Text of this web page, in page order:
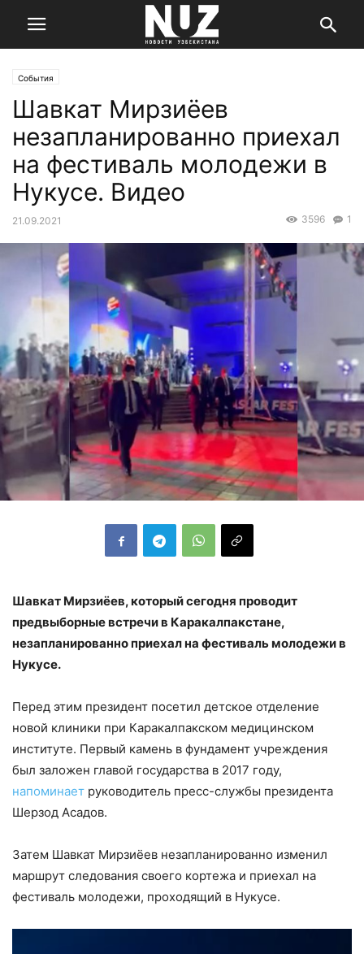
События
Шавкат Мирзиёев
незапланированно приехал
на фестиваль молодежи в
Нукусе. Видео
21.09.2021 1
3596
Шавкат Мирзиёев, который сегодня проводит
предвыборные встречи в Каракалпакстане,
незапланированно приехал на фестиваль молодежи в
Нукусе.
Перед этим президент посетил детское отделение
новой клиники при Каракалпакском медицинском
институте. Первый камень в фундамент учреждения
был заложен главой государства в 2017 году,
напоминает руководитель пресс-службы президента
Шерзод Асадов.
Затем Шавкат Мирзиёев незапланированно изменил
маршрут следования своего кортежа и приехал на
фестиваль молодежи, проходящий в Нукусе.